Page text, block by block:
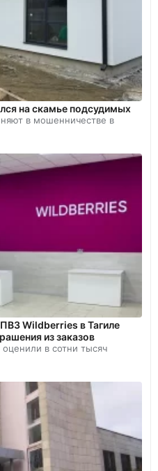
на скамье подсудимых
в мошенничестве в
Wildberries в Тагиле
из заказов
в сотни тысяч